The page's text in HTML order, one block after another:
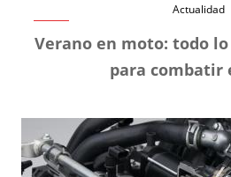
Actualidad
Verano en moto: todo
para combatir